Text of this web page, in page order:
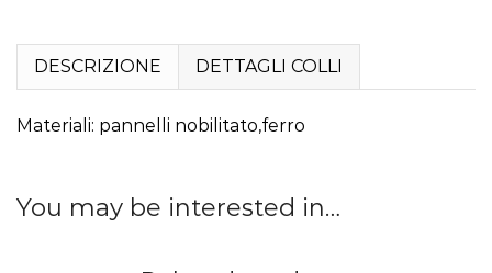
DESCRIZIONE DETTAGLI COLLI
Materiali: pannelli nobilitato,ferro
You may be interested in…